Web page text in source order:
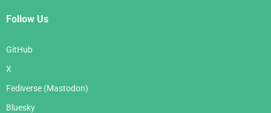
Follow Us
GitHub
X
Fediverse (Mastodon)
Bluesky